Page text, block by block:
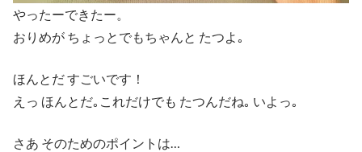
やったーできたー。
おりめが ちょっとでもちゃんと たつよ｡
ほんとだ すごいです！
えっ ほんとだ｡これだけでも たつんだね｡ いよっ｡
さあ そのためのポイントは…